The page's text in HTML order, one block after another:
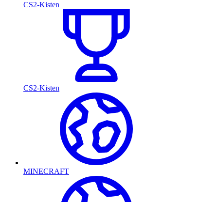
CS2-Kisten
CS2-Kisten
MINECRAFT